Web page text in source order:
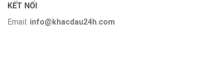
KẾT NỐI
Email: info@khacdau24h.com